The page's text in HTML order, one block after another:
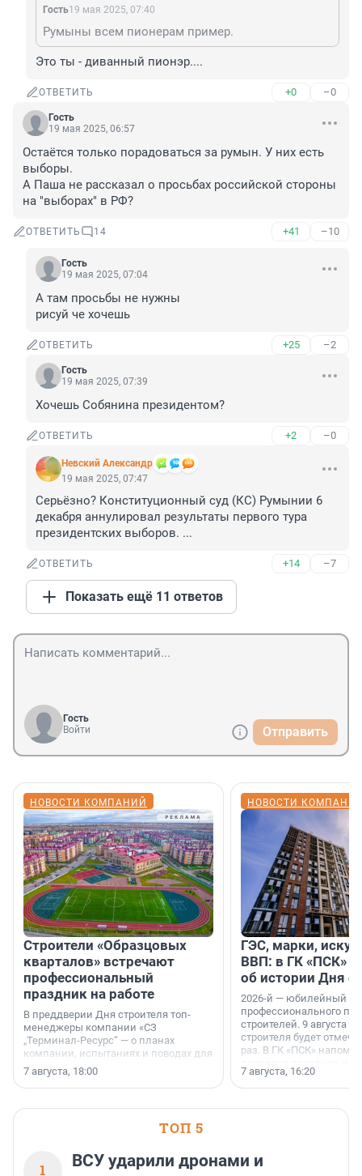
Гость19 мая 2025, 07:40
Румыны всем пионерам пример.
Это ты - диванный пионэр....
ОТВЕТИТЬ +0 –0
Гость
19 мая 2025, 06:57
Остаётся только порадоваться за румын. У них есть
выборы.
А Паша не рассказал о просьбах российской стороны
на "выборах" в РФ?
ОТВЕТИТЬ 14 +41 –10
Гость
19 мая 2025, 07:04
А там просьбы не нужны
рисуй че хочешь
ОТВЕТИТЬ +25 –2
Гость
19 мая 2025, 07:39
Хочешь Собянина президентом?
ОТВЕТИТЬ +2 –0
Невский Александр
19 мая 2025, 07:47
Серьёзно? Конституционный суд (КС) Румынии 6
декабря аннулировал результаты первого тура
президентских выборов. ...
ОТВЕТИТЬ +14 –7
Показать ещё 11 ответов
Гость
Войти
Отправить
НОВОСТИ КОМПАНИЙ
Строители «Образцовых
кварталов» встречают
профессиональный
праздник на работе
В преддверии Дня строителя топ-
менеджеры компании «СЗ
„Терминал-Ресурс“ — о планах
компании, испытаниях и поводах для
осторожного оптимизма.
7 августа, 18:00
НОВОСТИ
ГЭС, марки,
ВВП: в ГК «ПСК»
об истории Дня
2026-й — юбилейный
профессионального
строителей. 9 августа
строителя будет
раз. В ГК «ПСК»
поменялась роль
7 августа, 16:20
ТОП 5
1
ВСУ ударили дронами и